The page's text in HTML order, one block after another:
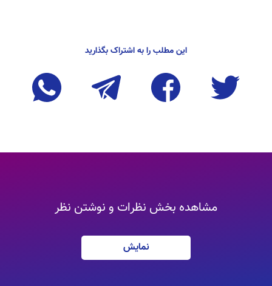
این مطلب را به اشتراک بگذارید
مشاهده بخش نظرات و نوشتن نظر
نمایش